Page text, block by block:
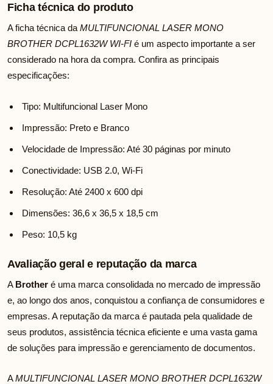
Ficha técnica do produto
A ficha técnica da MULTIFUNCIONAL LASER MONO
BROTHER DCPL1632W WI-FI é um aspecto importante a ser
considerado na hora da compra. Confira as principais
especificações:
Tipo: Multifuncional Laser Mono
Impressão: Preto e Branco
Velocidade de Impressão: Até 30 páginas por minuto
Conectividade: USB 2.0, Wi-Fi
Resolução: Até 2400 x 600 dpi
Dimensões: 36,6 x 36,5 x 18,5 cm
Peso: 10,5 kg
Avaliação geral e reputação da marca
A Brother é uma marca consolidada no mercado de impressão
e, ao longo dos anos, conquistou a confiança de consumidores e
empresas. A reputação da marca é pautada pela qualidade de
seus produtos, assistência técnica eficiente e uma vasta gama
de soluções para impressão e gerenciamento de documentos.
AMULTIFUNCIONAL LASER MONO BROTHER DCPL1632W